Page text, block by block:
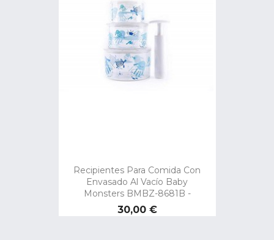
Recipientes Para Comida Con
Envasado Al Vacío Baby
Monsters BMBZ-8681B -
Precio
30,00 €